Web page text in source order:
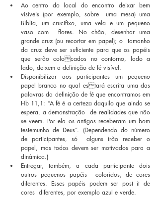
Ao centro do local do encontro deixar bem
visíveis (por exemplo, sobre  uma mesa) uma
Bíblia, um crucifixo, uma vela e um pequeno
vaso com  flores. No chão, desenhar uma
grande cruz (ou recortar em papel); o  tamanho
da cruz deve ser suficiente para que os papéis
que serão colocados no contorno, lado a
lado, deixem a definição de fé visível.
Disponibilizar aos participantes um pequeno
papel branco no qual estará escrita uma das
palavras da definição de fé que encontramos em
Hb 11,1: “A fé é a certeza daquilo que ainda se
espera, a demonstração  de realidades que não
se veem. Por ela os antigos receberam um bom
testemunho de Deus”. (Dependendo do número
de participantes, só  alguns irão receber o
papel, mas todos devem ser motivados para a
dinâmica.)
Entregar, também, a cada participante dois
outros pequenos papéis  coloridos, de cores
diferentes. Esses papéis podem ser post it de
cores  diferentes, por exemplo azul e verde.